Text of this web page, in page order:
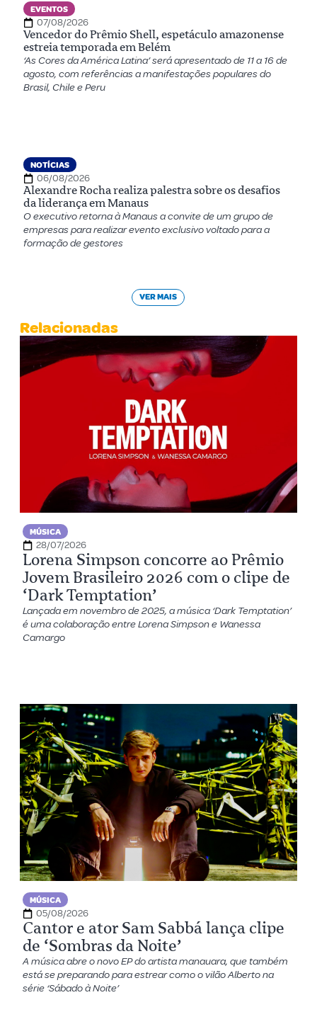
EVENTOS
07/08/2026
Vencedor do Prêmio Shell, espetáculo amazonense
estreia temporada em Belém
‘As Cores da América Latina’ será apresentado de 11 a 16 de
agosto, com referências a manifestações populares do
Brasil, Chile e Peru
NOTÍCIAS
06/08/2026
Alexandre Rocha realiza palestra sobre os desafios
da liderança em Manaus
O executivo retorna à Manaus a convite de um grupo de
empresas para realizar evento exclusivo voltado para a
formação de gestores
VER MAIS
Relacionadas
MÚSICA
28/07/2026
Lorena Simpson concorre ao Prêmio
Jovem Brasileiro 2026 com o clipe de
‘Dark Temptation’
Lançada em novembro de 2025, a música ‘Dark Temptation’
é uma colaboração entre Lorena Simpson e Wanessa
Camargo
MÚSICA
05/08/2026
Cantor e ator Sam Sabbá lança clipe
de ‘Sombras da Noite’
A música abre o novo EP do artista manauara, que também
está se preparando para estrear como o vilão Alberto na
série ‘Sábado à Noite’